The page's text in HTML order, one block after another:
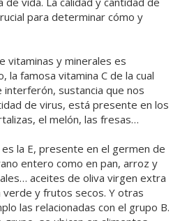
para determinar cómo y
vitaminas y minerales es
la famosa vitamina C de la cual
sustancia que nos
de virus, está presente en los
el melón, las fresas…
la E, presente en el germen de
entero como en pan, arroz y
aceites de oliva virgen extra
y frutos secos. Y otras
las relacionadas con el grupo B.